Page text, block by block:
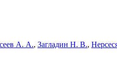
А. А., Загладин Н. В.,